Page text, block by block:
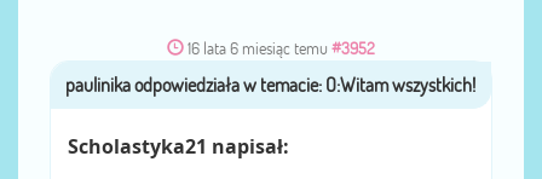
16 lata 6 miesiąc temu #3952
przezpaulinika
Scholastyka21 napisał: